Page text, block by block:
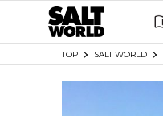
TOP SALT WORLD